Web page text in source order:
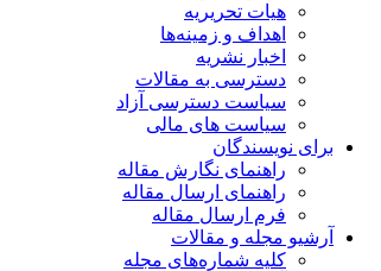
هیات تحریریه
اهداف و زمینه‌ها
اخبار نشریه
دسترسی به مقالات
سیاست دسترسی آزاد
سیاست های مالی
برای نویسندگان
راهنمای نگارش مقاله
راهنمای ارسال مقاله
فرم ارسال مقاله
آرشیو مجله و مقالات
کلیه شماره‌های مجله